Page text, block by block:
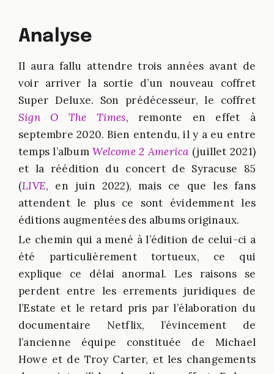
Analyse
Il aura fallu attendre trois années avant de
voir arriver la sortie d’un nouveau coffret
Super Deluxe. Son prédécesseur, le coffret
Sign O The Times, remonte en effet à
septembre 2020. Bien entendu, il y a eu entre
temps l’albumWelcome 2 America (juillet 2021)
et la réédition du concert de Syracuse 85
(LIVE, en juin 2022), mais ce que les fans
attendent le plus ce sont évidemment les
éditions augmentées des albums originaux.
Le chemin qui a mené à l’édition de celui-ci a
été particulièrement tortueux, ce qui
explique ce délai anormal. Les raisons se
perdent entre les errements juridiques de
l’Estate et le retard pris par l’élaboration du
documentaire Netflix, l’évincement de
l’ancienne équipe constituée de Michael
Howe et de Troy Carter, et les changements